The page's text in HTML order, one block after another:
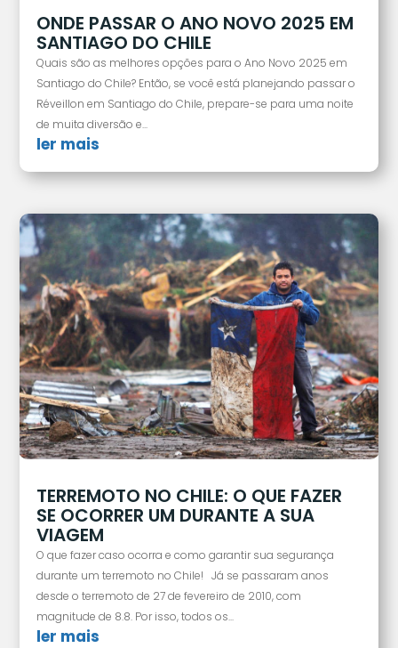
ONDE PASSAR O ANO NOVO 2025 EM
SANTIAGO DO CHILE
Quais são as melhores opções para o Ano Novo 2025 em
Santiago do Chile? Então, se você está planejando passar o
Réveillon em Santiago do Chile, prepare-se para uma noite
de muita diversão e...
ler mais
TERREMOTO NO CHILE: O QUE FAZER
SE OCORRER UM DURANTE A SUA
VIAGEM
O que fazer caso ocorra e como garantir sua segurança
durante um terremoto no Chile! Já se passaram anos
desde o terremoto de 27 de fevereiro de 2010, com
magnitude de 8.8. Por isso, todos os...
ler mais